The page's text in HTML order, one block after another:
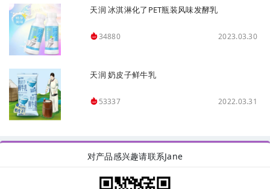
天润 冰淇淋化了PET瓶装风味发酵乳
34880 2023.03.30
天润 奶皮子鲜牛乳
53337 2022.03.31
对产品感兴趣请联系Jane